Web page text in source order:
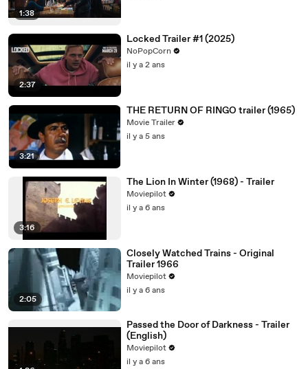
1:38
2:37
Locked Trailer #1 (2025)
NoPopCorn
il y a 2 ans
3:21
THE RETURN OF RINGO trailer (1965)
Movie Trailer
il y a 5 ans
3:16
The Lion In Winter (1968) - Trailer
Moviepilot
il y a 6 ans
2:05
Closely Watched Trains - Original
Trailer 1966
Moviepilot
il y a 6 ans
Passed the Door of Darkness - Trailer
(English)
Moviepilot
il y a 6 ans